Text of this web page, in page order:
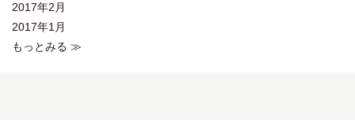
2017年2月
2017年1月
もっとみる ≫